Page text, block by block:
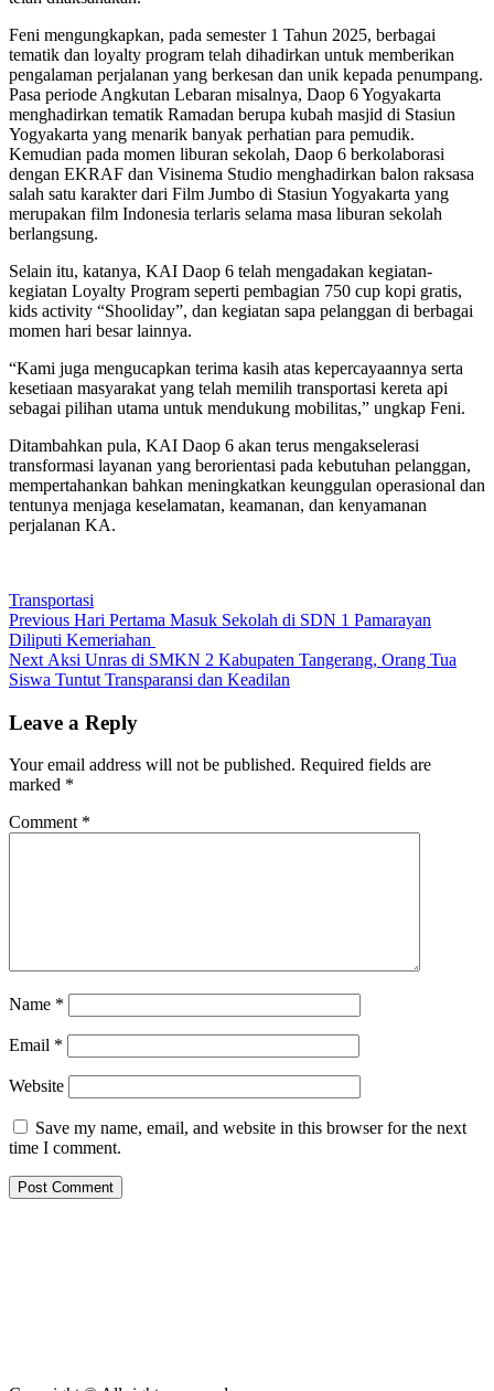
Feni mengungkapkan, pada semester 1 Tahun 2025, berbagai
tematik dan loyalty program telah dihadirkan untuk memberikan
pengalaman perjalanan yang berkesan dan unik kepada penumpang.
Pasa periode Angkutan Lebaran misalnya, Daop 6 Yogyakarta
menghadirkan tematik Ramadan berupa kubah masjid di Stasiun
Yogyakarta yang menarik banyak perhatian para pemudik.
Kemudian pada momen liburan sekolah, Daop 6 berkolaborasi
dengan EKRAF dan Visinema Studio menghadirkan balon raksasa
salah satu karakter dari Film Jumbo di Stasiun Yogyakarta yang
merupakan film Indonesia terlaris selama masa liburan sekolah
berlangsung.
Selain itu, katanya, KAI Daop 6 telah mengadakan kegiatan-
kegiatan Loyalty Program seperti pembagian 750 cup kopi gratis,
kids activity “Shooliday”, dan kegiatan sapa pelanggan di berbagai
momen hari besar lainnya.
“Kami juga mengucapkan terima kasih atas kepercayaannya serta
kesetiaan masyarakat yang telah memilih transportasi kereta api
sebagai pilihan utama untuk mendukung mobilitas,” ungkap Feni.
Ditambahkan pula, KAI Daop 6 akan terus mengakselerasi
transformasi layanan yang berorientasi pada kebutuhan pelanggan,
mempertahankan bahkan meningkatkan keunggulan operasional dan
tentunya menjaga keselamatan, keamanan, dan kenyamanan
perjalanan KA.
Transportasi
Post
navigation
Previous Previous
post:
Hari Pertama Masuk Sekolah di SDN 1 Pamarayan
Diliputi Kemeriahan
Next Next
post:
Aksi Unras di SMKN 2 Kabupaten Tangerang, Orang Tua
Siswa Tuntut Transparansi dan Keadilan
Leave a Reply
Your email address will not be published. Required fields are
marked *
Comment *
Name *
Email *
Website
Save my name, email, and website in this browser for the next
time I comment.